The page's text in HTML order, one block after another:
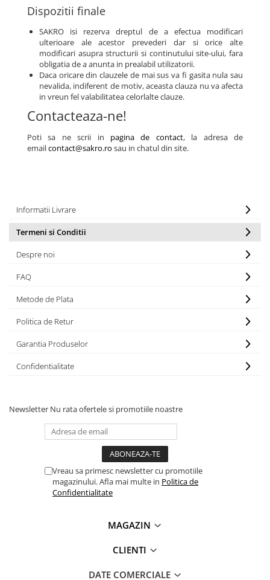
Dispozitii finale
SAKRO isi rezerva dreptul de a efectua modificari
ulterioare ale acestor prevederi dar si orice alte
modificari asupra structurii si continutului site-ului, fara
obligatia de a anunta in prealabil utilizatorii.
Daca oricare din clauzele de mai sus va fi gasita nula sau
nevalida, indiferent de motiv, aceasta clauza nu va afecta
in vreun fel valabilitatea celorlalte clauze.
Contacteaza-ne!
Poti sa ne scrii in pagina de contact, la adresa de
emailcontact@sakro.ro sau in chatul din site.
Informatii Livrare
Termeni si Conditii
Despre noi
FAQ
Metode de Plata
Politica de Retur
Garantia Produselor
Confidentialitate
Newsletter Nu rata ofertele si promotiile noastre
Vreau sa primesc newsletter cu promotiile
magazinului. Afla mai multe in Politica de
Confidentialitate
MAGAZIN
CLIENTI
DATE COMERCIALE